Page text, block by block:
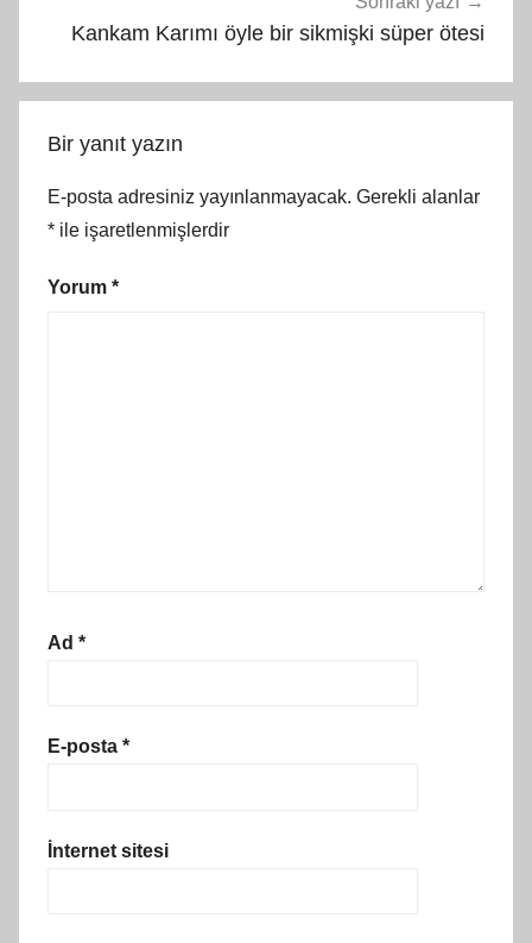
Kankam Karımı öyle bir sikmişki süper ötesi
Bir yanıt yazın
E-posta adresiniz yayınlanmayacak. Gerekli alanlar
* ile işaretlenmişlerdir
Yorum *
Ad *
E-posta *
İnternet sitesi